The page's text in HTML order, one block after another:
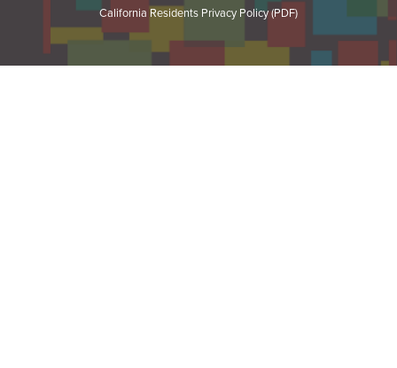
California Residents Privacy Policy (PDF)